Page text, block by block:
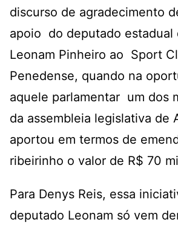
discurso de agradecimento
apoio do deputado estadual
Leonam Pinheiro ao Sport
Penedense, quando na
aquele parlamentar um dos
da assembleia legislativa de
aportou em termos de
ribeirinho o valor de R$ 70
Para Denys Reis, essa
deputado Leonam só vem